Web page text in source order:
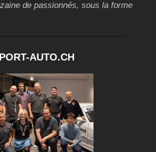
de passionnés, sous la forme
AUTO.CH